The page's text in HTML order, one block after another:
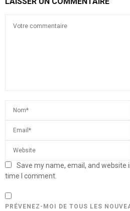
Save my name, email, and
time I comment.
PRÉVENEZ-MOI DE TOUS LES